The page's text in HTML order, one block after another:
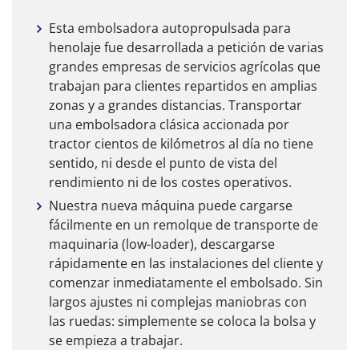
Esta embolsadora autopropulsada para
henolaje fue desarrollada a petición de varias
grandes empresas de servicios agrícolas que
trabajan para clientes repartidos en amplias
zonas y a grandes distancias. Transportar
una embolsadora clásica accionada por
tractor cientos de kilómetros al día no tiene
sentido, ni desde el punto de vista del
rendimiento ni de los costes operativos.
Nuestra nueva máquina puede cargarse
fácilmente en un remolque de transporte de
maquinaria (low-loader), descargarse
rápidamente en las instalaciones del cliente y
comenzar inmediatamente el embolsado. Sin
largos ajustes ni complejas maniobras con
las ruedas: simplemente se coloca la bolsa y
se empieza a trabajar.